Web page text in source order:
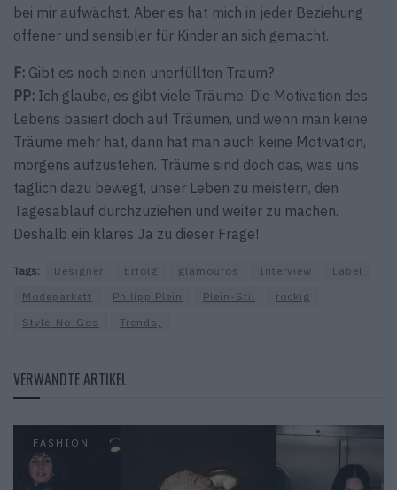
bei mir aufwächst. Aber es hat mich in jeder Beziehung
offener und sensibler für Kinder an sich gemacht.
F: Gibt es noch einen unerfüllten Traum?
PP: Ich glaube, es gibt viele Träume. Die Motivation des
Lebens basiert doch auf Träumen, und wenn man keine
Träume mehr hat, dann hat man auch keine Motivation,
morgens aufzustehen. Träume sind doch das, was uns
täglich dazu bewegt, unser Leben zu meistern, den
Tages­ablauf durchzuziehen und weiter zu machen.
Deshalb ein klares Ja zu dieser Frage!
Tags: Designer Erfolg glamourös Interview
Label
Modeparkett
Philipp Plein Plein-Stil
rockig
Style-No-Gos
Trends,
VERWANDTE ARTIKEL
FASHION